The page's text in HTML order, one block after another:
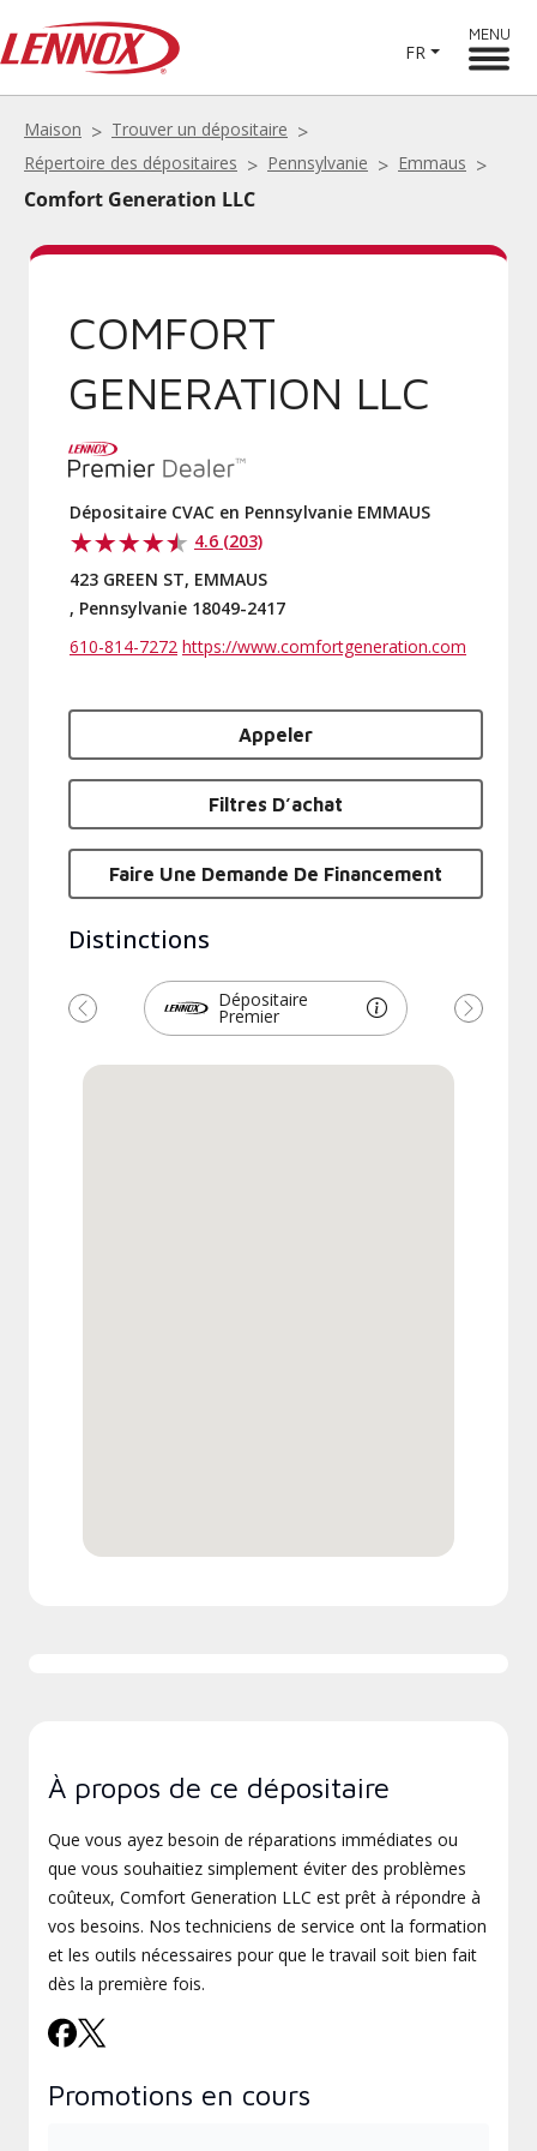
FR
MENU
Maison
Trouver un dépositaire
Répertoire des dépositaires
Pennsylvanie Emmaus
Comfort Generation LLC
COMFORT
GENERATION LLC
Dépositaire CVAC en Pennsylvanie EMMAUS
4.6 (203)
423 GREEN ST, EMMAUS
, Pennsylvanie 18049-2417
610-814-7272 https://www.comfortgeneration.com
Appeler
Filtres D’achat
Faire Une Demande De Financement
Distinctions
Dépositaire
Premier
Précédent Suivant
À propos de ce dépositaire
Que vous ayez besoin de réparations immédiates ou
que vous souhaitiez simplement éviter des problèmes
coûteux, Comfort Generation LLC est prêt à répondre à
vos besoins. Nos techniciens de service ont la formation
et les outils nécessaires pour que le travail soit bien fait
dès la première fois.
Promotions en cours